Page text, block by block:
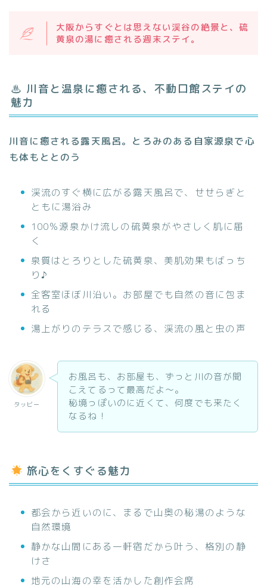
大阪からすぐとは思えない渓谷の絶景と、硫
黄泉の湯に癒される週末ステイ。
♨ 川音と温泉に癒される、不動口館ステイの
魅力
川音に癒される露天風呂。とろみのある自家源泉で心
も体もととのう
渓流のすぐ横に広がる露天風呂で、せせらぎと
ともに湯浴み
100％源泉かけ流しの硫黄泉がやさしく肌に届
く
泉質はとろりとした硫黄泉、美肌効果もばっち
り♪
全客室ほぼ川沿い。お部屋でも自然の音に包ま
れる
湯上がりのテラスで感じる、渓流の風と虫の声
タッビー
お風呂も、お部屋も、ずっと川の音が聞
こえてるって最高だよ〜。
秘境っぽいのに近くて、何度でも来たく
なるね！
旅心をくすぐる魅力
都会から近いのに、まるで山奥の秘湯のような
自然環境
静かな山間にある一軒宿だから叶う、格別の静
けさ
地元の山海の幸を活かした創作会席